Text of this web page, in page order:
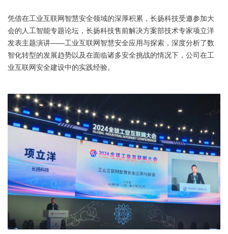
凭借在工业互联网智慧安全领域的深厚积累，长扬科技受邀参加大
会的人工智能专题论坛，长扬科技售前解决方案部技术专家项立洋
发表主题演讲——工业互联网智慧安全应用与探索，深度分析了数
智化转型的发展趋势以及在面临诸多安全挑战的情况下，公司在工
业互联网安全建设中的实践经验。